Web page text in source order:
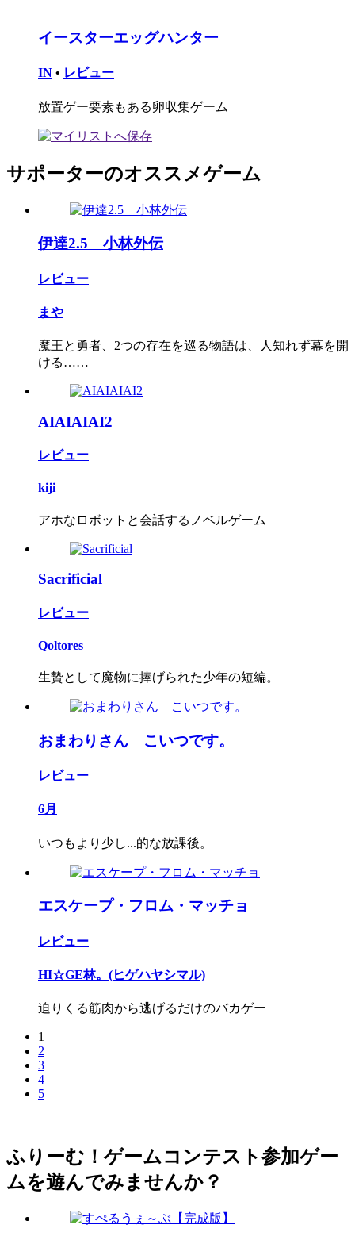
イースターエッグハンター
IN • レビュー
放置ゲー要素もある卵収集ゲーム
サポーターのオススメゲーム
伊達2.5 小林外伝
レビュー
まや
魔王と勇者、2つの存在を巡る物語は、人知れず幕を開
ける……
AIAIAIAI2
レビュー
kiji
アホなロボットと会話するノベルゲーム
Sacrificial
レビュー
Qoltores
生贄として魔物に捧げられた少年の短編。
おまわりさん こいつです。
レビュー
6月
いつもより少し...的な放課後。
エスケープ・フロム・マッチョ
レビュー
HI☆GE林。(ヒゲハヤシマル)
迫りくる筋肉から逃げるだけのバカゲー
1
2
3
4
5
ふりーむ！ゲームコンテスト参加ゲー
ムを遊んでみませんか？